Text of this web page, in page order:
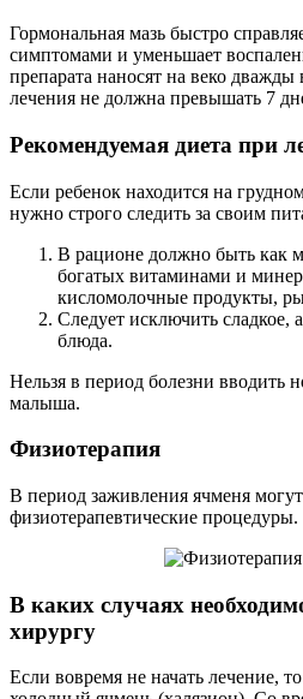
Гормональная мазь быстро
симптомами и уменьшает
препарата наносят на веко дважды
лечения не должна превышать 7
Рекомендуемая диета при
Если ребенок находится на
нужно строго следить за своим
В рационе должно быть как
богатых витаминами и
кисломолочные продукты,
Следует исключить
блюда.
Нельзя в период болезни вводить
малыша.
Физиотерапия
В период заживления ячменя
физиотерапевтические процедуры.
В каких случаях
хирургу
Если вовремя не начать лечение,